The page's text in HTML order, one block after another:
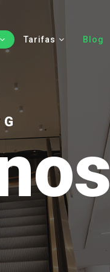
Tarifas Blog